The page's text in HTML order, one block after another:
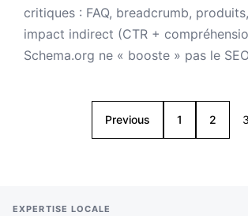
critiques : FAQ, breadcrumb,
impact indirect (CTR +
Schema.org ne « booste » pas le
Previous 1 2 3
EXPERTISE LOCALE